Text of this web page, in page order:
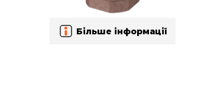
Більше інформації